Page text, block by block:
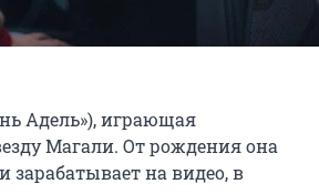
Адель»), играющая
Магали. От рождения она
зарабатывает на видео, в